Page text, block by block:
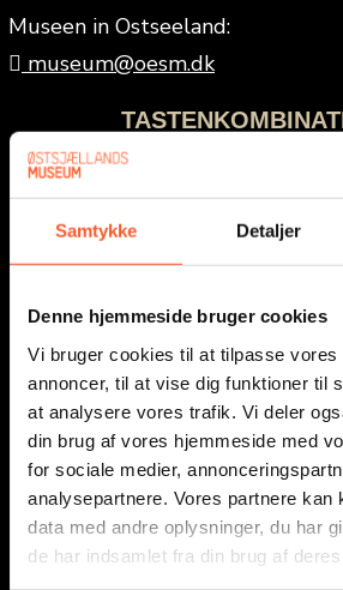
Samtykke Detaljer
Denne hjemmeside bruger cookies
Vi bruger cookies til at tilpasse vores
annoncer, til at vise dig funktioner til
at analysere vores trafik. Vi deler
din brug af vores hjemmeside med
for sociale medier,
analysepartnere. Vores partnere kan
data med andre oplysninger, du har
de har indsamlet fra din brug af deres
Museen in Ostseeland:
museum@oesm.dk
Unterricht
Nachrichten
Adressen
Unterricht
Nachrichten
Presse
Über uns